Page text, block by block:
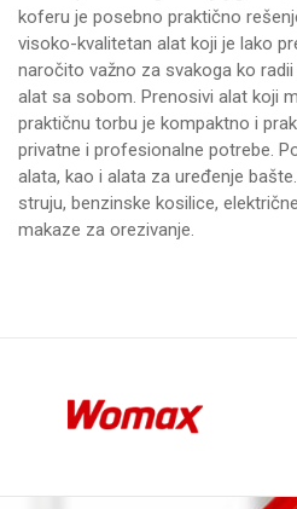
koferu je posebno praktično
visoko-kvalitetan alat koji je lako
naročito važno za svakoga ko
alat sa sobom. Prenosivi alat koji
praktičnu torbu je kompaktno i
privatne i profesionalne potrebe.
alata, kao i alata za uređenje
struju, benzinske kosilice,
makaze za orezivanje.